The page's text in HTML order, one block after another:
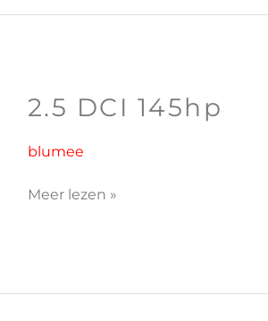
2.5 DCI 145hp
blumee
2.5
145hp
Meer lezen »